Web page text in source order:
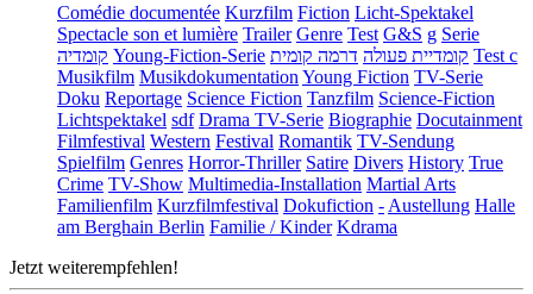
Comédie documentée Kurzfilm Fiction Licht-Spektakel
Spectacle son et lumière Trailer Genre Test G&S g Serie
קומדיה Young-Fiction-Serie קומדיית פעולה דרמה קומית
Test c
Musikfilm Musikdokumentation Young Fiction TV-Serie
Doku Reportage Science Fiction Tanzfilm Science-Fiction
Lichtspektakel sdf Drama TV-Serie Biographie Docutainment
Filmfestival Western Festival Romantik TV-Sendung
Spielfilm Genres Horror-Thriller Satire Divers History True
Crime TV-Show Multimedia-Installation Martial Arts
Familienfilm Kurzfilmfestival Dokufiction - Austellung Halle
am Berghain Berlin Familie / Kinder Kdrama
Jetzt weiterempfehlen!